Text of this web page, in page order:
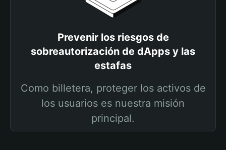
Prevenir los riesgos de
sobreautorización de dApps y las
estafas
Como billetera, proteger los activos de
los usuarios es nuestra misión
principal.